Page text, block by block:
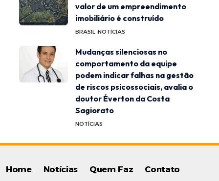
valor de um empreendimento
imobiliário é construído
BRASIL NOTÍCIAS
Mudanças silenciosas no
comportamento da equipe
podem indicar falhas na gestão
de riscos psicossociais, avalia o
doutor Éverton da Costa
Sagiorato
NOTÍCIAS
Home Notícias Quem Faz Contato